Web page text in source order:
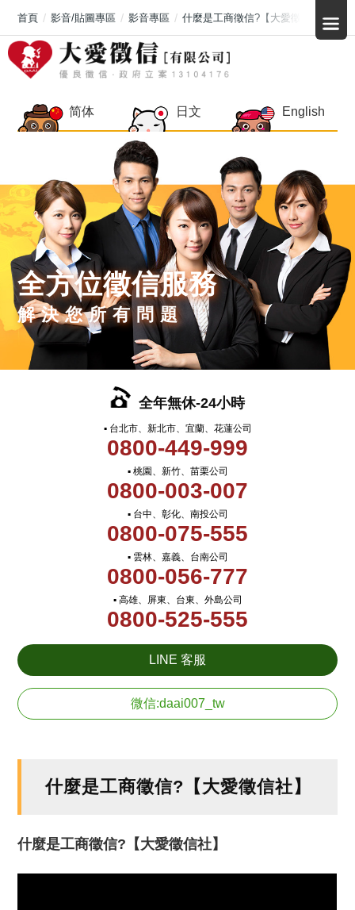
简体 日文 English
全方位徵信服務
解決您所有問題
全年無休-24小時
▪ 台北市、新北市、宜蘭、花蓮公司
0800-449-999
▪ 桃園、新竹、苗栗公司
0800-003-007
▪ 台中、彰化、南投公司
0800-075-555
▪ 雲林、嘉義、台南公司
0800-056-777
▪ 高雄、屏東、台東、外島公司
0800-525-555
LINE 客服
微信:daai007_tw
首頁 影音/貼圖專區 影音專區 什麼是工商徵信?【大愛徵信社】
什麼是工商徵信?【大愛徵信社】
什麼是工商徵信?【大愛徵信社】